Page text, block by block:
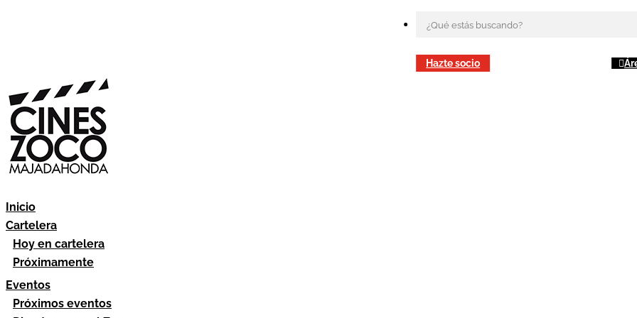
Hazte socio
Inicio
Cartelera
Hoy en cartelera
Próximamente
Eventos
Próximos eventos